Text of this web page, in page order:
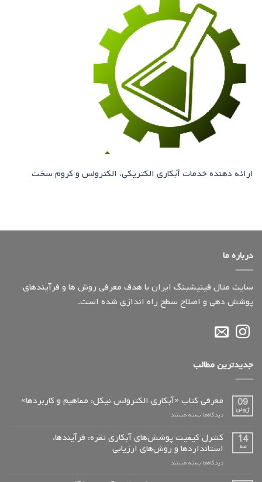
ارائه دهنده خدمات آبکاری الکتریکی، الکترولس و کروم سخت
درباره ما
سایت متال فینیشینگ ایران با هدف معرفی روش ها و فرآیندهای
پوشش دهی و اصلاح سطح راه اندازی شده است.
جدیدترین مطالب
09
ژوئن
معرفی کتاب «آبکاری الکترولس نیکل: مفاهیم و کاربردها»
دیدگاه‌ها برای
کتاب
«آبکاری
الکترولس
نیکل:
بسته هستند
14
مه
کنترل کیفیت پوشش‌های آبکاری نقره: فرآیندها،
استانداردها و روش‌های ارزیابی
دیدگاه‌ها برای
بسته هستند